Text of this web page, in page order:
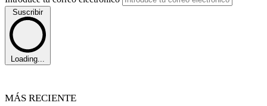
Suscribir
Loading...
MÁS RECIENTE